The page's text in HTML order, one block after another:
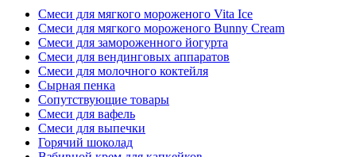
Смеси для мягкого мороженого Vita Ice
Смеси для мягкого мороженого Bunny Cream
Смеси для замороженного йогурта
Смеси для вендинговых аппаратов
Смеси для молочного коктейля
Сырная пенка
Сопутствующие товары
Смеси для вафель
Смеси для выпечки
Горячий шоколад